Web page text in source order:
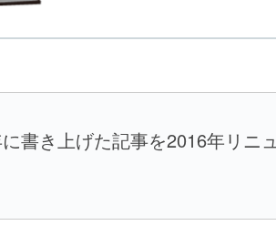
書き上げた記事を2016年リニ